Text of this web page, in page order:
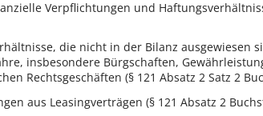
Verpflichtungen und
die nicht in der Bilanz ausgewiesen
insbesondere Bürgschaften,
Rechtsgeschäften (§ 121 Absatz 2 Satz 2
aus Leasingverträgen (§ 121 Absatz 2